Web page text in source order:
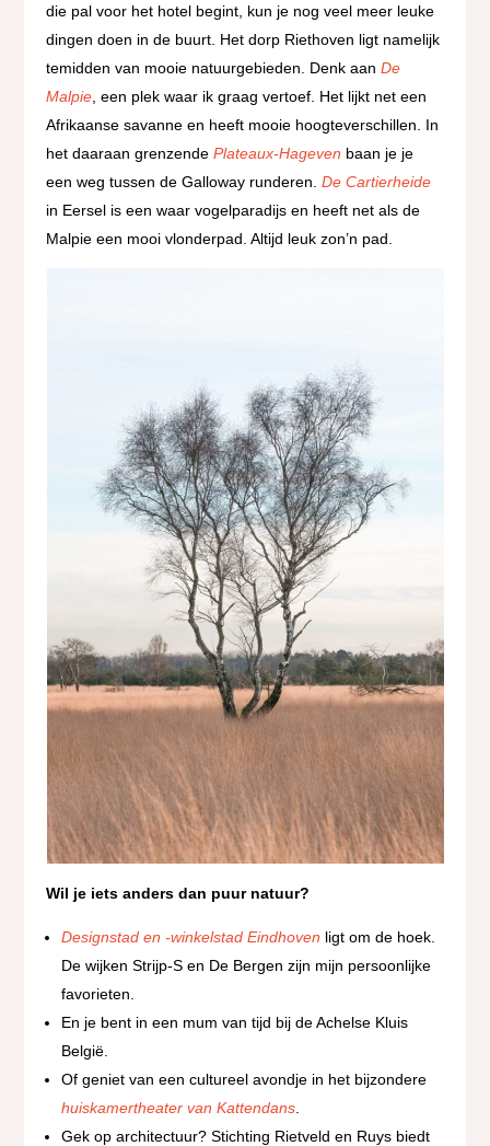
die pal voor het hotel begint, kun je nog veel meer leuke
dingen doen in de buurt. Het dorp Riethoven ligt namelijk
temidden van mooie natuurgebieden. Denk aanDe
Malpie , een plek waar ik graag vertoef. Het lijkt net een
Afrikaanse savanne en heeft mooie hoogteverschillen. In
het daaraan grenzendePlateaux-Hageven baan je je
een weg tussen de Galloway runderen.De Cartierheide
in Eersel is een waar vogelparadijs en heeft net als de
Malpie een mooi vlonderpad. Altijd leuk zon’n pad.
Wil je iets anders dan puur natuur?
Designstad en -winkelstad Eindhoven ligt om de hoek.
De wijken Strijp-S en De Bergen zijn mijn persoonlijke
favorieten.
En je bent in een mum van tijd bij de Achelse Kluis
België.
Of geniet van een cultureel avondje in het bijzondere
huiskamertheater van Kattendans
Gek op architectuur? Stichting Rietveld en Ruys biedt